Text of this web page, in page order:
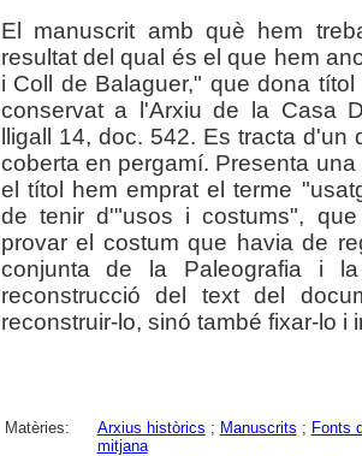
El manuscrit amb què hem
resultat del qual és el que hem
i Coll de Balaguer," que dona
conservat a l'Arxiu de la Casa
lligall 14, doc. 542. Es tracta
coberta en pergamí. Presenta
el títol hem emprat el terme
de tenir d'"usos i costums",
provar el costum que havia de
conjunta de la Paleografia i
reconstrucció del text del
reconstruir-lo, sinó també fixar-lo i
Matèries: Arxius històrics ; Manuscrits ; Fonts
mitjana